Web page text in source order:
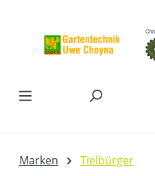
Marken Tielbürger